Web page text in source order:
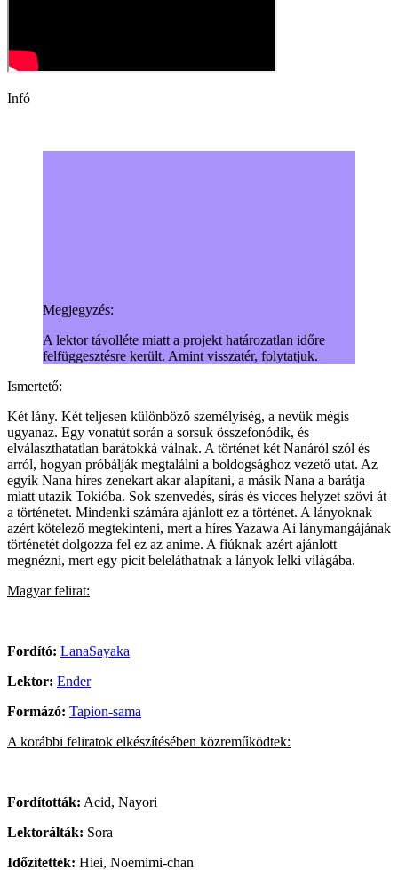
Infó
Megjegyzés:
A lektor távolléte miatt a projekt határozatlan időre
felfüggesztésre került. Amint visszatér, folytatjuk.
Ismertető:
Két lány. Két teljesen különböző személyiség, a nevük mégis
ugyanaz. Egy vonatút során a sorsuk összefonódik, és
elválaszthatatlan barátokká válnak. A történet két Nanáról szól és
arról, hogyan próbálják megtalálni a boldogsághoz vezető utat. Az
egyik Nana híres zenekart akar alapítani, a másik Nana a barátja
miatt utazik Tokióba. Sok szenvedés, sírás és vicces helyzet szövi át
a történetet. Mindenki számára ajánlott ez a történet. A lányoknak
azért kötelező megtekinteni, mert a híres Yazawa Ai lánymangájának
történetét dolgozza fel ez az anime. A fiúknak azért ajánlott
megnézni, mert egy picit beleláthatnak a lányok lelki világába.
Magyar felirat:
Fordító: LanaSayaka
Lektor: Ender
Formázó: Tapion-sama
A korábbi feliratok elkészítésében közreműködtek:
Fordították: Acid, Nayori
Lektorálták: Sora
Időzítették: Hiei, Noemimi-chan